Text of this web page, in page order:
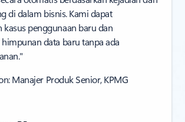
di dalam bisnis. Kami dapat
kasus penggunaan baru dan
data baru tanpa ada
Manajer Produk Senior, KPMG